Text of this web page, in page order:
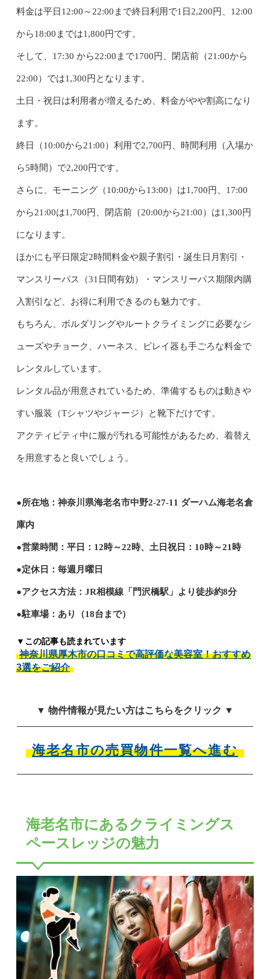
料金は平日12:00～22:00まで終日利用で1日2,200円、12:00
から18:00までは1,800円です。
そして、17:30 から22:00まで1700円、閉店前（21:00から
22:00）では1,300円となります。
土日・祝日は利用者が増えるため、料金がやや割高になり
ます。
終日（10:00から21:00）利用で2,700円、時間利用（入場か
ら5時間）で2,200円です。
さらに、モーニング（10:00から13:00）は1,700円、17:00
から21:00は1,700円、閉店前（20:00から21:00）は1,300円
になります。
ほかにも平日限定2時間料金や親子割引・誕生日月割引・
マンスリーパス（31日間有効）・マンスリーパス期限内購
入割引など、お得に利用できるのも魅力です。
もちろん、ボルダリングやルートクライミングに必要なシ
ューズやチョーク、ハーネス、ビレイ器も手ごろな料金で
レンタルしています。
レンタル品が用意されているため、準備するものは動きや
すい服装（Tシャツやジャージ）と靴下だけです。
アクティビティ中に服が汚れる可能性があるため、着替え
を用意すると良いでしょう。
●所在地：神奈川県海老名市中野2-27-11 ダーハム海老名倉
庫内
●営業時間：平日：12時～22時、土日祝日：10時～21時
●定休日：毎週月曜日
●アクセス方法：JR相模線「門沢橋駅」より徒歩約8分
●駐車場：あり（18台まで）
▼この記事も読まれています
神奈川県厚木市の口コミで高評価な美容室！おすすめ
3選をご紹介
▼ 物件情報が見たい方はこちらをクリック ▼
海老名市の売買物件一覧へ進む
海老名市にあるクライミングス
ペースレッジの魅力